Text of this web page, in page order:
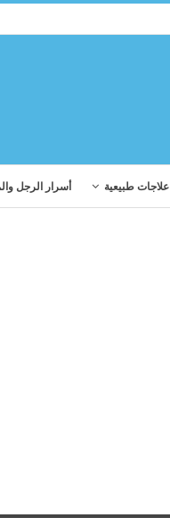
علاجات طبيعية أسرار الرجل